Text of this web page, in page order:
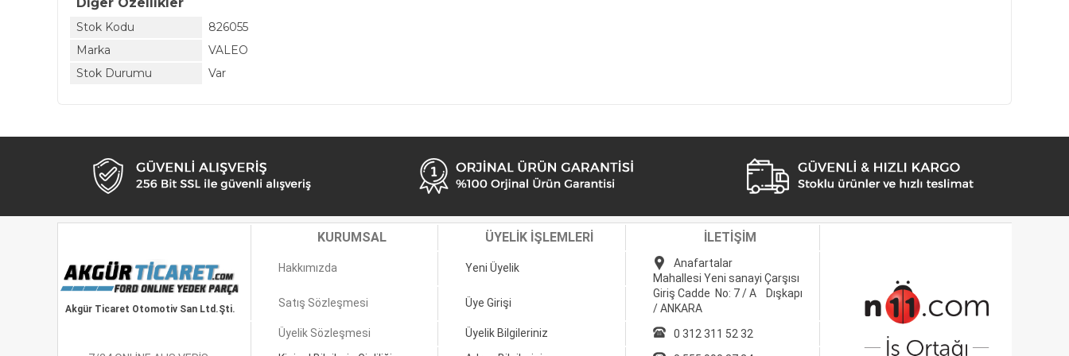
Stok Kodu
826055
Marka
VALEO
Stok Durumu
Var
Akgür Ticaret Otomotiv San Ltd.Şti.
KURUMSAL ÜYELİK İŞLEMLERİ İLETİŞİM
Hakkımızda Yeni Üyelik
Anafartalar
Mahallesi Yeni sanayi Çarşısı
Giriş Cadde No: 7 / A Dışkapı
/ ANKARA
Satış Sözleşmesi Üye Girişi
Üyelik Sözleşmesi Üyelik Bilgileriniz
0 312 311 52 32